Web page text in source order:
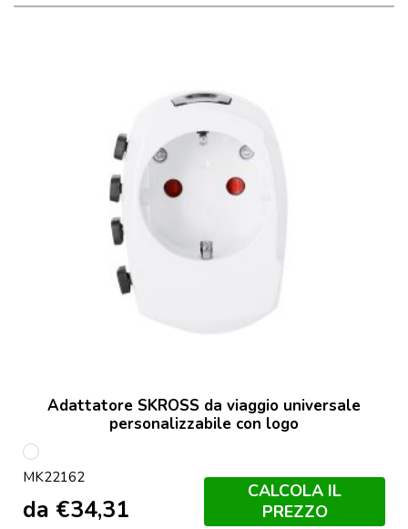
Adattatore SKROSS da viaggio universale
personalizzabile con logo
Bianco
MK22162
da €34,31
CALCOLA IL
PREZZO